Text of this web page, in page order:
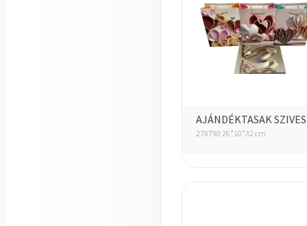
AJÁNDÉKTASAK SZIVES
278790 26*10*32 cm